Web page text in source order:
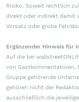
Risiko. Soweit rechtlich
direkt oder indirekt damit
Vorsatz oder grobe
Ergänzender Hinweis für
Auf die bei
von Gastkommentatoren,
Gruppe gehörende
gehören nicht der
ausschließlich die